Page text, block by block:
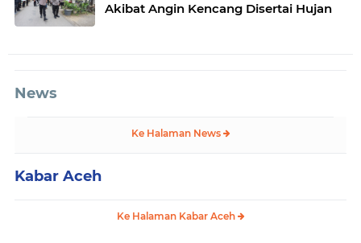
Akibat Angin Kencang Disertai Hujan
News
Ke Halaman News
Kabar Aceh
Ke Halaman Kabar Aceh